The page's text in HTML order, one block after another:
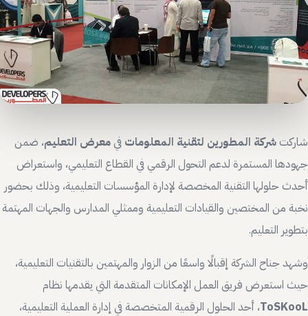
شاركت شركة المطورين لتقنية المعلومات في معرض التعليم، ضمن
جهودها المستمرة لدعم التحول الرقمي في القطاع التعليمي، واستعراض
أحدث حلولها التقنية المخصصة لإدارة المؤسسات التعليمية، وذلك بحضور
نخبة من المختصين والقيادات التعليمية وممثلي المدارس والجهات المهتمة
بتطوير التعليم.
وشهد جناح الشركة إقبالًا واسعًا من الزوار والمهتمين بالتقنيات التعليمية،
حيث استعرض فريق العمل الإمكانات المتقدمة التي يقدمها نظام
ToSKooL، أحد الحلول الرقمية المتخصصة في إدارة العملية التعليمية،